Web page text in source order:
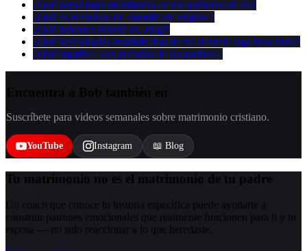
¿Qué papel jugó mi infancia en mis patrones de ira?
¿Qué es el trabajo de «familia de origen»?
¿Qué patrones heredé vs. elegí?
¿Qué necesidades insatisfechas de mi infancia sigo buscando?
¿Qué significa «los pecados de los padres»?
Suscríbete para videos semanales sobre matrimonio cristiano.
YouTube Instagram 📖 Blog
Tu matrimonio no es el matrimonio de tu padre
Un coach que conoce tu historia específica puede ayudarte a
construir patrones emocionales que realmente funcionen para ti y tu
esposa — no solo reaccionar a lo que heredaste.